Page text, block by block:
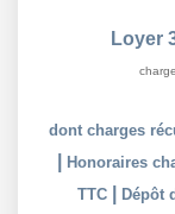
Loyer
dont charges
Honoraires
TTC
Dépôt